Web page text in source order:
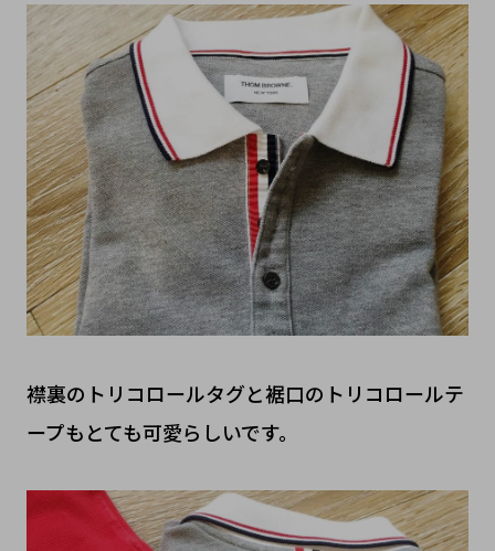
襟裏のトリコロールタグと裾口のトリコロールテ
ープもとても可愛らしいです。